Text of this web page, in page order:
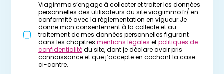
Viagimmo s’engage à collecter et traiter les données
personnelles des utilisateurs du site viagimmo.fr/ en
conformité avec la réglementation en vigueur.Je
donne mon consentement à la collecte et au
traitement de mes données personnelles figurant
dans les chapitres mentions légales etpolitiques de
confidentialitédu site, dont je déclare avoir pris
connaissance et que j’accepte en cochant la case
ci-contre.